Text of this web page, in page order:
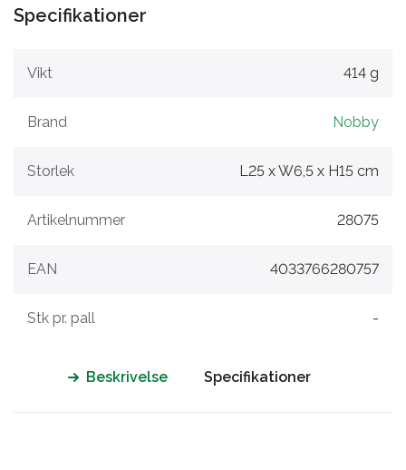
Specifikationer
Vikt 414 g
Brand Nobby
Storlek L25 x W6,5 x H15 cm
Artikelnummer 28075
EAN 4033766280757
Stk pr. pall -
Beskrivelse Specifikationer